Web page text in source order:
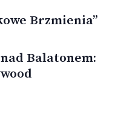
Brzmienia”
Balatonem: